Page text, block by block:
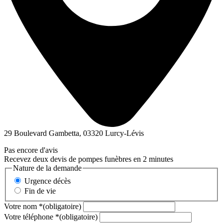
29 Boulevard Gambetta, 03320 Lurcy-Lévis
Pas encore d'avis
Recevez deux devis de pompes funèbres en 2 minutes
Nature de la demande
Urgence décès
Fin de vie
Votre nom *(obligatoire)
Votre téléphone *(obligatoire)